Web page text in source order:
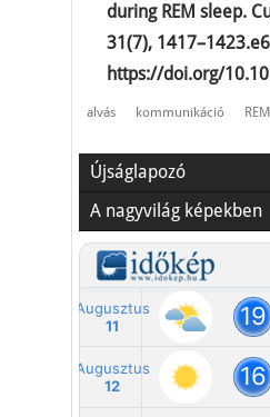
during REM sleep.
31(7),
https://doi.org/
alvás kommunikáció
Újságlapozó
A nagyvilág képekben